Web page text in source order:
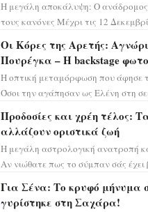
Η μεγάλη αποκάλυψη: Ο ανάδρομος
τους κανόνες Μέχρι τις 12
Οι Κόρες της Αρετής:
Πουρέγκα – H backstage
Η οπτική μεταμόρφωση που άφησε
Όσοι την αγάπησαν ως Ελένη στη
Προδοσίες και χρέη τέλος:
αλλάζουν οριστικά ζωή
Η μεγάλη αστρολογική ανατροπή
Αν νιώθατε πως το σύμπαν σάς έχει
Για Σένα: Το κρυφό μήνυμα
γυρίστηκε στη Σαχάρα!